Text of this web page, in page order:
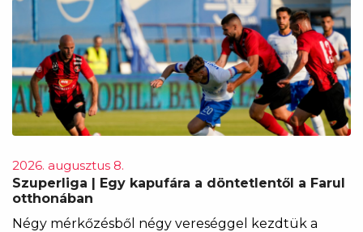
2026. augusztus 8.
Szuperliga | Egy kapufára a döntetlentől a Farul
otthonában
Négy mérkőzésből négy vereséggel kezdtük a